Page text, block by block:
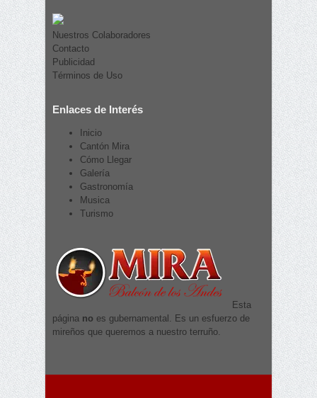
Nuestros Colaboradores
Contacto
Publicidad
Términos de Uso
Enlaces de Interés
Inicio
Cantón Mira
Cómo Llegar
Galería
Gastronomía
Musica
Turismo
Esta
página no es gubernamental. Es un esfuerzo de
mireños que queremos a nuestro terruño.